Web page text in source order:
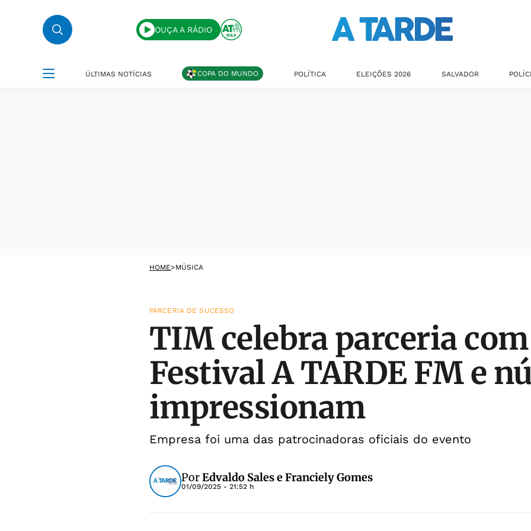
OUÇA A RÁDIO
ÚLTIMAS NOTÍCIAS COPA DO MUNDO POLÍTICA ELEIÇÕES 2026 SALVADOR
HOME>MÚSICA
PARCERIA DE SUCESSO
TIM celebra parceria com
Festival A TARDE FM e
impressionam
Empresa foi uma das patrocinadoras oficiais do evento
PorEdvaldo Sales e Franciely Gomes
01/09/2025 - 21:52 h